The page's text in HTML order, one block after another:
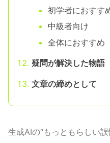
初学者におすす
中級者向け
全体におすすめ
疑問が解決した物語
文章の締めとして
生成AIの“もっともらしい誤